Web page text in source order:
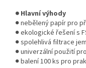
● Hlavní výhody
● nebělený papír pro
● ekologické řešení s
● spolehlivá filtrace
● univerzální použití
● balení 100 ks pro